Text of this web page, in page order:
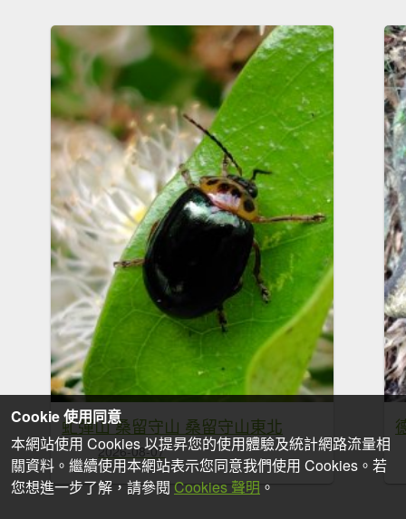
虻彈山 桑留守山 桑留守山東北
2026-08-07
Cookie 使用同意
本網站使用 Cookies 以提昇您的使用體驗及統計網路流量相
關資料。繼續使用本網站表示您同意我們使用 Cookies。若
您想進一步了解，請參閱 Cookies 聲明 。